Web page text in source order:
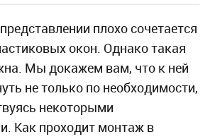
плохо сочетается
окон. Однако такая
Мы докажем вам, что к ней
не только по необходимости,
некоторыми
Как проходит монтаж в